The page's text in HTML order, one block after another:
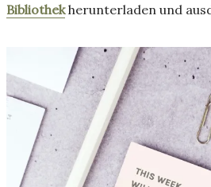
Bibliothekherunterladen und